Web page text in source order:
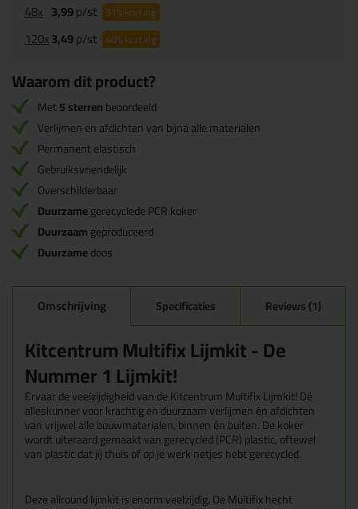
48x 3,99p/st 31%korting
120x3,49p/st 40%korting
Waarom dit product?
Met5 sterrenbeoordeeld
Verlijmen en afdichten van bijna alle materialen
Permanent elastisch
Gebruiksvriendelijk
Overschilderbaar
Duurzamegerecyclede PCR koker
Duurzaamgeproduceerd
Duurzamedoos
Omschrijving Specificaties Reviews (1)
Kitcentrum Multifix Lijmkit - De
Nummer 1 Lijmkit!
Ervaar de veelzijdigheid van de Kitcentrum Multifix Lijmkit! Dé
alleskunner voor krachtig en duurzaam verlijmen én afdichten
van vrijwel alle bouwmaterialen, binnen én buiten. De koker
wordt uiteraard gemaakt van gerecycled (PCR) plastic, oftewel
van plastic dat jij thuis of op je werk netjes hebt gerecycled.
Deze allround lijmkit is enorm veelzijdig. De Multifix hecht